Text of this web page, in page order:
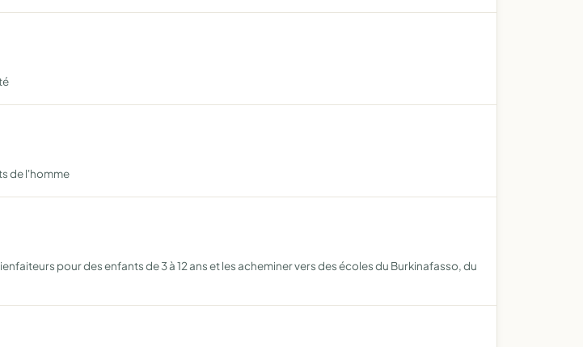
de l'homme
pour des enfants de 3 à 12 ans et les acheminer vers des écoles du Burkinafasso, du